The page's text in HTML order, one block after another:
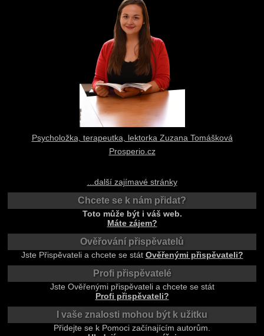
Psycholožka, terapeutka, lektorka Zuzana Tomášková
Prosperio.cz
...další zajímavé stránky
Chcete se k nám přidat?
Toto může být i váš web.
Máte zájem?
Ověřování přispěvatelů
Jste Přispěvateli a chcete se stát Ověřenými přispěvateli?
Profi přispěvatelé
Jste Ověřenými přispěvateli a chcete se stát
Profi přispěvateli?
I vaše znalosti mohou být k užitku
Přidejte se k Pomoci začínajícím autorům.